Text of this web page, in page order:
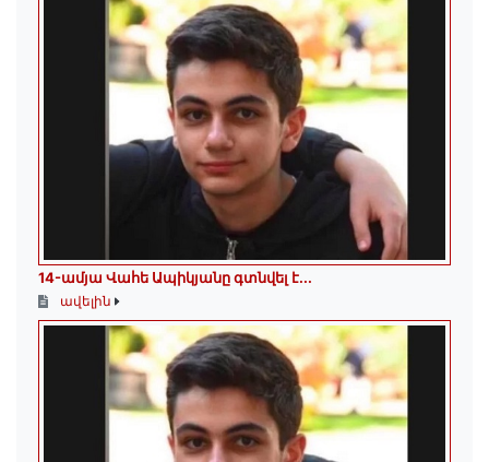
14-ամյա Վահե Ապիկյանը գտնվել է...
ավելին